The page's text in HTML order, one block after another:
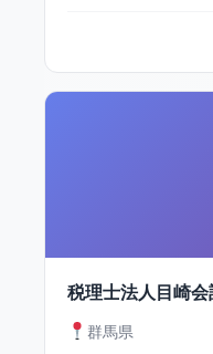
税理士法人目崎会
群馬県